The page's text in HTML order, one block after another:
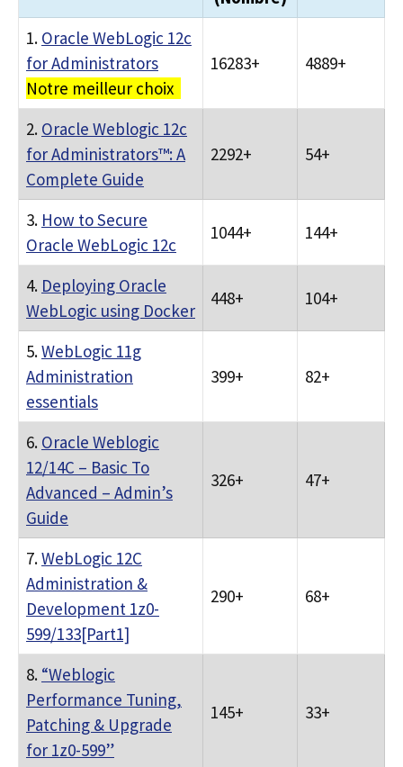
1. Oracle WebLogic 12c
for Administrators
Notre meilleur choix
16283+ 4889+
2. Oracle Weblogic 12c
for Administrators™: A
Complete Guide
2292+ 54+
3. How to Secure
Oracle WebLogic 12c
1044+ 144+
4. Deploying Oracle
WebLogic using Docker
448+ 104+
5.WebLogic 11g
Administration
essentials
399+ 82+
6. Oracle Weblogic
12/14C – Basic To
Advanced – Admin’s
Guide
326+ 47+
7.WebLogic 12C
Administration &
Development 1z0-
599/133[Part1]
290+ 68+
8. “Weblogic
Performance Tuning,
Patching & Upgrade
for 1z0-599”
145+ 33+